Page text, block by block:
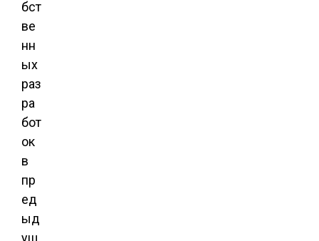
бст
ве
нн
ых
раз
ра
бот
ок
в
пр
ед
ыд
ущ